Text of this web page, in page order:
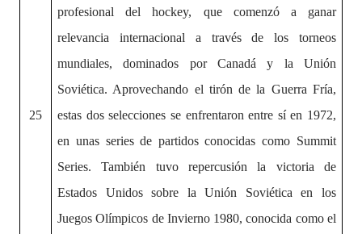
25
profesional del hockey, que comenzó a ganar
relevancia internacional a través de los torneos
mundiales, dominados por Canadá y la Unión
Soviética. Aprovechando el tirón de la Guerra Fría,
estas dos selecciones se enfrentaron entre sí en 1972,
en unas series de partidos conocidas como Summit
Series. También tuvo repercusión la victoria de
Estados Unidos sobre la Unión Soviética en los
Juegos Olímpicos de Invierno 1980, conocida como el